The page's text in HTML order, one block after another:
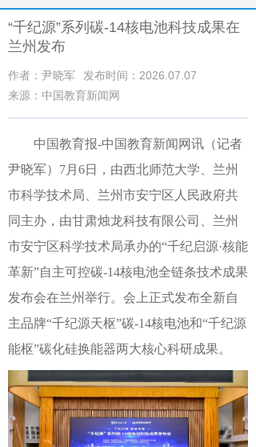
“千纪源”系列碳-14核电池科技成果在
兰州发布
作者：尹晓军
发布时间：2026.07.07
来源：中国教育新闻网
中国教育报-中国教育新闻网讯（记者
尹晓军） 7月6日，由西北师范大学、兰州
市科学技术局、兰州市安宁区人民政府共
同主办，由甘肃烛龙科技有限公司、兰州
市安宁区科学技术局承办的“千纪启源·核能
革新”自主可控碳-14核电池全链条技术成果
发布会在兰州举行。会上正式发布全新自
主品牌“千纪源天枢”碳-14核电池和“千纪源
能枢”碳化硅换能器两大核心科研成果。